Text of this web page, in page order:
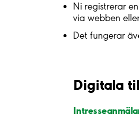
Ni registrerar
via webben
Det fungerar
Digitala